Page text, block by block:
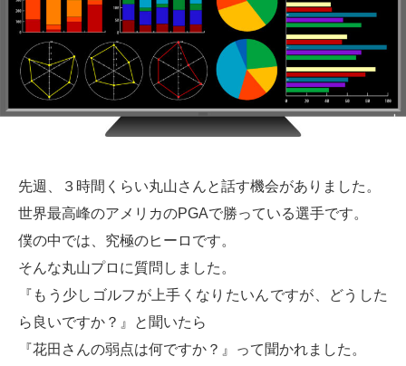
先週、３時間くらい丸山さんと話す機会がありました。
世界最高峰のアメリカのPGAで勝っている選手です。
僕の中では、究極のヒーロです。
そんな丸山プロに質問しました。
『もう少しゴルフが上手くなりたいんですが、どうした
ら良いですか？』と聞いたら
『花田さんの弱点は何ですか？』って聞かれました。